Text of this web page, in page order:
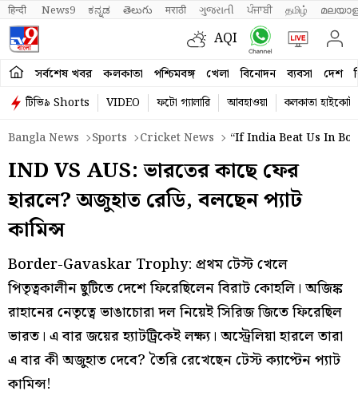
हिन्दी News9 ಕನ್ನಡ తెలుగు मराठी ગુજરાતી ਪੰਜਾਬੀ தமிழ்
AQI
সর্বশেষ খবর কলকাতা পশ্চিমবঙ্গ খেলা বিনোদন ব্যবসা দেশ
টিভি৯ Shorts VIDEO ফটো গ্যালারি আবহাওয়া
কলকাতা হাইকোর্ট
Bangla News
Sports Cricket News “If India Beat Us In
IND VS AUS: ভারতের কাছে ফের
হারলে? অজুহাত রেডি, বলছেন প্যাট
কামিন্স
Border-Gavaskar Trophy: প্রথম টেস্ট খেলে
পিতৃত্বকালীন ছুটিতে দেশে ফিরেছিলেন বিরাট কোহলি। অজিঙ্ক
রাহানের নেতৃত্বে ভাঙাচোরা দল নিয়েই সিরিজ জিতে ফিরেছিল
ভারত। এ বার জয়ের হ্যাটট্রিকেই লক্ষ্য। অস্ট্রেলিয়া হারলে তারা
এ বার কী অজুহাত দেবে? তৈরি রেখেছেন টেস্ট ক্যাপ্টেন প্যাট
কামিন্স!